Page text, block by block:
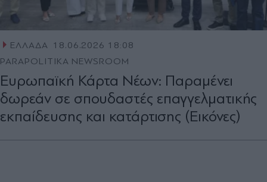
ΕΛΛΑΔΑ 18.06.2026 18:08
PARAPOLITIKA NEWSROOM
Ευρωπαϊκή Κάρτα Νέων: Παραμένει
δωρεάν σε σπουδαστές επαγγελματικής
εκπαίδευσης και κατάρτισης (Εικόνες)